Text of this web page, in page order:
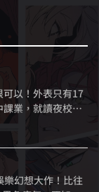
以！外表只有17
業，就讀夜校之
的正太小少爺，
的老爺——活了上
（自以為）權力
不得的誤會中解
幻想大作！比往